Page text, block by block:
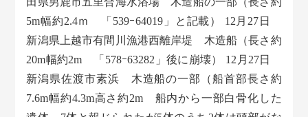
5m幅約2.4ｍ 「539ｰ64019」と記載） 12月27日
新潟県上越市有間川漁港西離岸堤 木造船（長さ約
20m幅約2m 「578ｰ63282」後に崩壊） 12月27日
新潟県佐渡市素浜 木造船の一部（船首部長さ約
7.6m幅約4.3m高さ約2m 船内から一部白骨化した